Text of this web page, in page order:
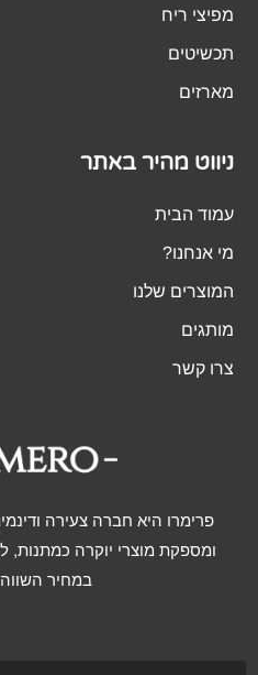
מפיצי ריח
תכשיטים
מארזים
ניווט מהיר באתר
עמוד הבית
מי אנחנו?
המוצרים שלנו
מותגים
צרו קשר
פרימרו היא חברה צעירה
ומספקת מוצרי יוקרה כמתנות,
במחיר